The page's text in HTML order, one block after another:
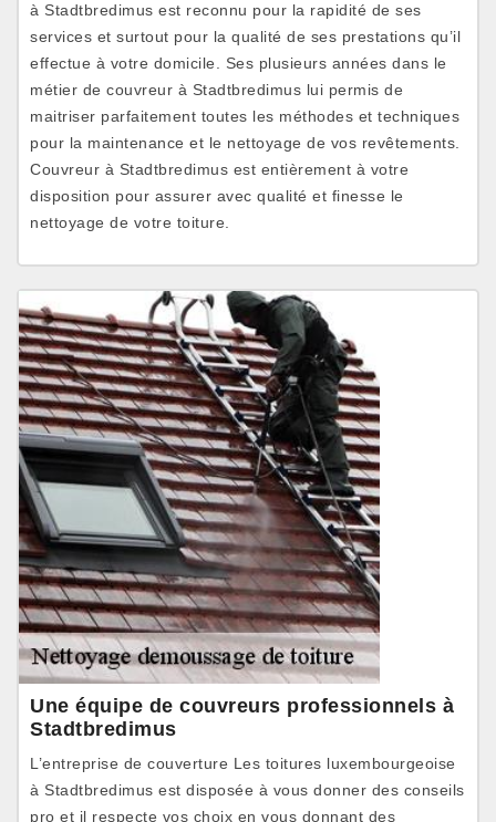
à Stadtbredimus est reconnu pour la rapidité de ses
services et surtout pour la qualité de ses prestations qu’il
effectue à votre domicile. Ses plusieurs années dans le
métier de couvreur à Stadtbredimus lui permis de
maitriser parfaitement toutes les méthodes et techniques
pour la maintenance et le nettoyage de vos revêtements.
Couvreur à Stadtbredimus est entièrement à votre
disposition pour assurer avec qualité et finesse le
nettoyage de votre toiture.
Une équipe de couvreurs professionnels à
Stadtbredimus
L’entreprise de couverture Les toitures luxembourgeoise
à Stadtbredimus est disposée à vous donner des conseils
pro et il respecte vos choix en vous donnant des